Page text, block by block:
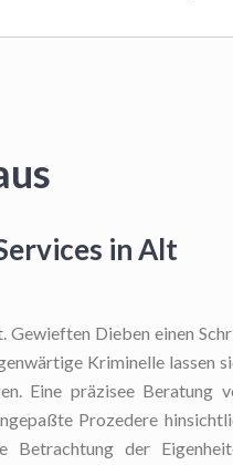
in Alt
Gewieften Dieben einen
Kriminelle lassen
Eine präzisee Beratung
Prozedere
Betrachtung der